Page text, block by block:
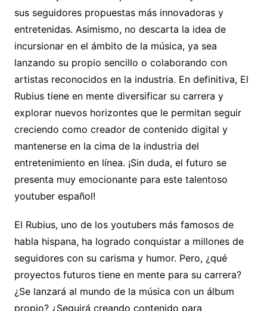
sus seguidores propuestas más innovadoras y
entretenidas. Asimismo, no descarta la idea de
incursionar en el ámbito de la música, ya sea
lanzando su propio sencillo o colaborando con
artistas reconocidos en la industria. En definitiva, El
Rubius tiene en mente diversificar su carrera y
explorar nuevos horizontes que le permitan seguir
creciendo como creador de contenido digital y
mantenerse en la cima de la industria del
entretenimiento en línea. ¡Sin duda, el futuro se
presenta muy emocionante para este talentoso
youtuber español!
El Rubius, uno de los youtubers más famosos de
habla hispana, ha logrado conquistar a millones de
seguidores con su carisma y humor. Pero, ¿qué
proyectos futuros tiene en mente para su carrera?
¿Se lanzará al mundo de la música con un álbum
propio? ¿Seguirá creando contenido para